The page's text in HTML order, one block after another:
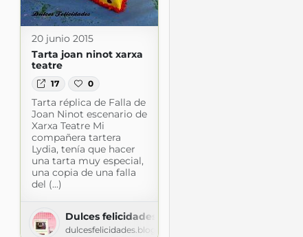
20 junio 2015
Tarta joan ninot xarxa
teatre
17 0
Tarta réplica de Falla de
Joan Ninot escenario de
Xarxa Teatre Mi
compañera tartera
Lydia, tenía que hacer
una tarta muy especial,
una copia de una falla
del (...)
Dulces felicidades
dulcesfelicidades.blogspot.com